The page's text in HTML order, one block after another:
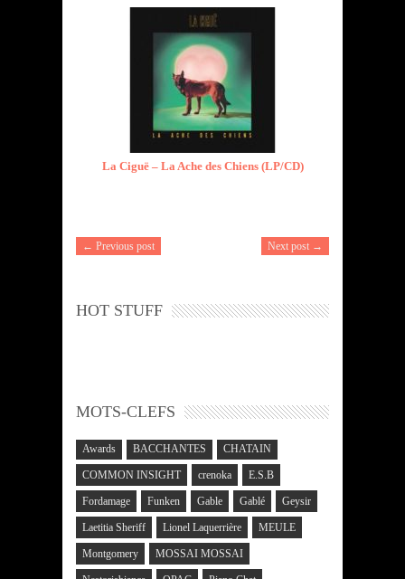
La Ciguë – La Ache des Chiens (LP/CD)
← Previous post Next post →
HOT STUFF
MOTS-CLEFS
Awards BACCHANTES CHATAIN
COMMON INSIGHT crenoka E.S.B
Fordamage Funken Gable Gablé Geysir
Laetitia Sheriff Lionel Laquerrière MEULE
Montgomery MOSSAI MOSSAI